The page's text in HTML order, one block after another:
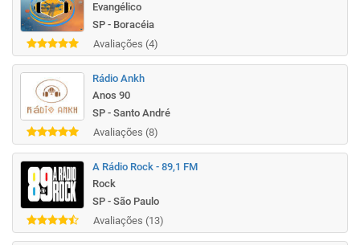
Evangélico
SP - Boracéia
Avaliações (4)
Rádio Ankh
Anos 90
SP - Santo André
Avaliações (8)
A Rádio Rock - 89,1 FM
Rock
SP - São Paulo
Avaliações (13)